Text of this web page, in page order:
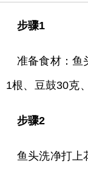
步骤1
准备食材：鱼
1根、豆鼓30克
步骤2
鱼头洗净打上